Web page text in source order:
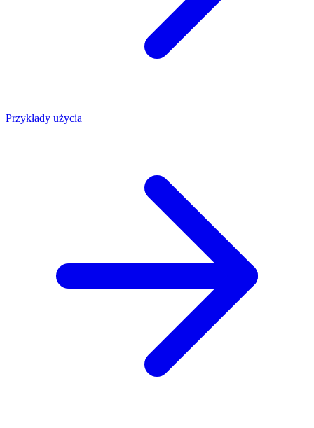
Przykłady użycia